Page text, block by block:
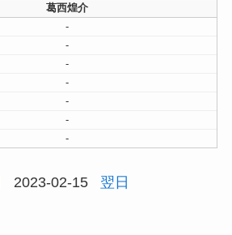
葛西煌介
-
-
-
-
-
-
-
2023-02-15 翌日